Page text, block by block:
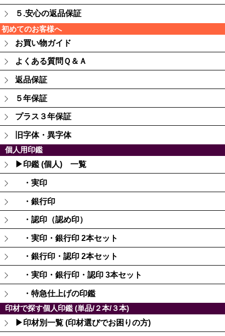
５.安心の返品保証
初めてのお客様へ
お買い物ガイド
よくある質問Ｑ＆Ａ
返品保証
５年保証
プラス３年保証
旧字体・異字体
個人用印鑑
▶印鑑 (個人) 一覧
・実印
・銀行印
・認印（認め印）
・実印・銀行印 2本セット
・銀行印・認印 2本セット
・実印・銀行印・認印 3本セット
・特急仕上げの印鑑
印材で探す個人印鑑 (単品/２本/３本)
▶印材別一覧 (印材選びでお困りの方)